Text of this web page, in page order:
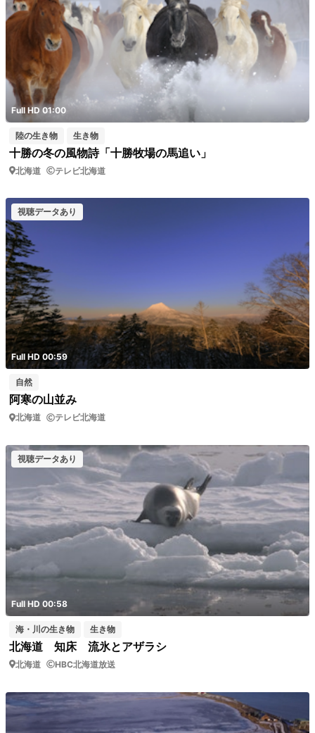
Full HD 01:00
陸の生き物 生き物
十勝の冬の風物詩「十勝牧場の馬追い」
北海道 テレビ北海道
視聴データあり
Full HD 00:59
自然
阿寒の山並み
北海道 テレビ北海道
視聴データあり
Full HD 00:58
海・川の生き物 生き物
北海道 知床 流氷とアザラシ
北海道 HBC北海道放送